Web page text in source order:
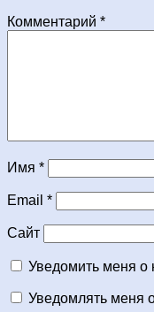
Комментарий *
Имя *
Email *
Сайт
Уведомить меня о
Уведомлять меня